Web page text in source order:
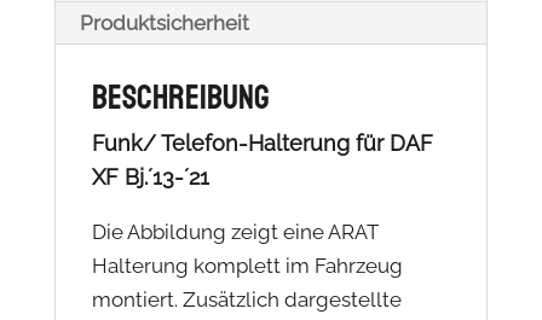
Produktsicherheit
Beschreibung
Funk/ Telefon-Halterung für DAF
XF Bj.´13-´21
Die Abbildung zeigt eine ARAT
Halterung komplett im Fahrzeug
montiert. Zusätzlich dargestellte